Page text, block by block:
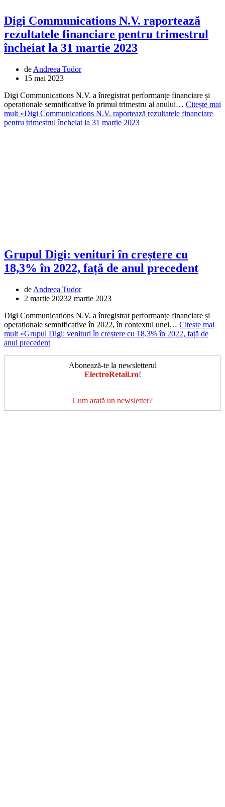
Digi Communications N.V. raportează
rezultatele financiare pentru trimestrul
încheiat la 31 martie 2023
de Andreea Tudor
15 mai 2023
Digi Communications N.V. a înregistrat performanțe financiare și
operaționale semnificative în primul trimestru al anului… Citește mai
mult »Digi Communications N.V. raportează rezultatele financiare
pentru trimestrul încheiat la 31 martie 2023
Grupul Digi: venituri în creștere cu
18,3% în 2022, față de anul precedent
de Andreea Tudor
2 martie 20232 martie 2023
Digi Communications N.V. a înregistrat performanțe financiare și
operaționale semnificative în 2022, în contextul unei… Citește mai
mult »Grupul Digi: venituri în creștere cu 18,3% în 2022, față de
anul precedent
Abonează-te la newsletterul
ElectroRetail.ro!
Cum arată un newsletter?